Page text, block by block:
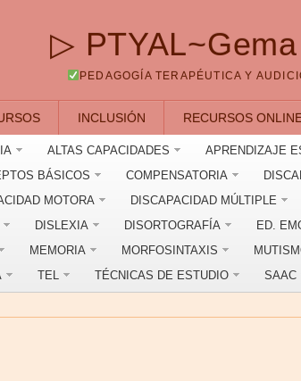
▷
PEDAGOGÍA TERAPÉUTICA Y
INCLUSIÓN RECURSOS
ALTAS CAPACIDADES APRENDIZAJE
BÁSICOS COMPENSATORIA
MOTORA DISCAPACIDAD MÚLTIPLE
DISLEXIA DISORTOGRAFÍA ED.
MEMORIA MORFOSINTAXIS
TEL TÉCNICAS DE ESTUDIO SAAC